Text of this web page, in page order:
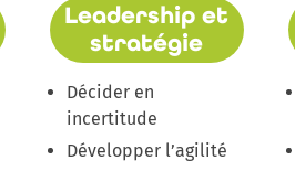
Leadership et
stratégie
Décider en
incertitude
Développer l’agilité